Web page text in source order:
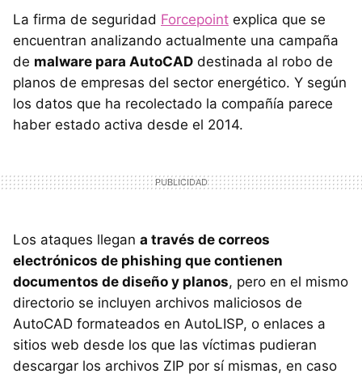
La firma de seguridad Forcepoint explica que se
encuentran analizando actualmente una campaña
de malware para AutoCAD destinada al robo de
planos de empresas del sector energético. Y según
los datos que ha recolectado la compañía parece
haber estado activa desde el 2014.
Los ataques llegan a través de correos
electrónicos de phishing que contienen
documentos de diseño y planos, pero en el mismo
directorio se incluyen archivos maliciosos de
AutoCAD formateados en AutoLISP, o enlaces a
sitios web desde los que las víctimas pudieran
descargar los archivos ZIP por sí mismas, en caso